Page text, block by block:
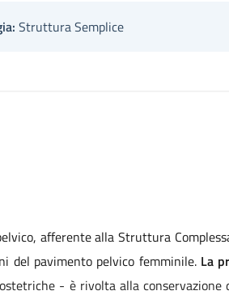
Struttura Semplice
afferente alla Struttura
del pavimento pelvico femminile. La
- è rivolta alla